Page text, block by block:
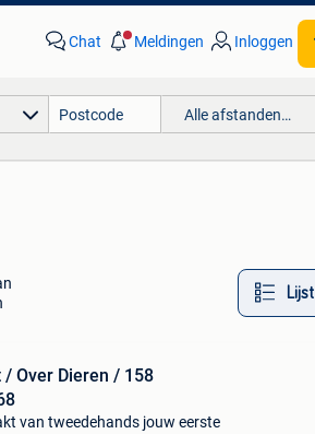
Chat Meldingen Inloggen
Alle afstanden…
Lijst
/ Over Dieren / 158
van tweedehands jouw eerste